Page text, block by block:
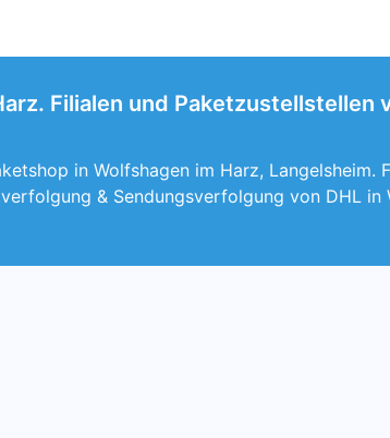
Filialen und Paketzustellstellen
in Wolfshagen im Harz, Langelsheim.
& Sendungsverfolgung von DHL in